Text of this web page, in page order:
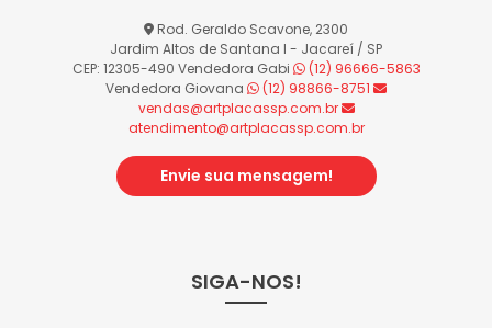
Rod. Geraldo Scavone, 2300
Jardim Altos de Santana I - Jacareí / SP
CEP: 12305-490 Vendedora Gabi
(12) 96666-5863
Vendedora Giovana
(12) 98866-8751
vendas@artplacassp.com.br
atendimento@artplacassp.com.br
Envie sua mensagem!
SIGA-NOS!